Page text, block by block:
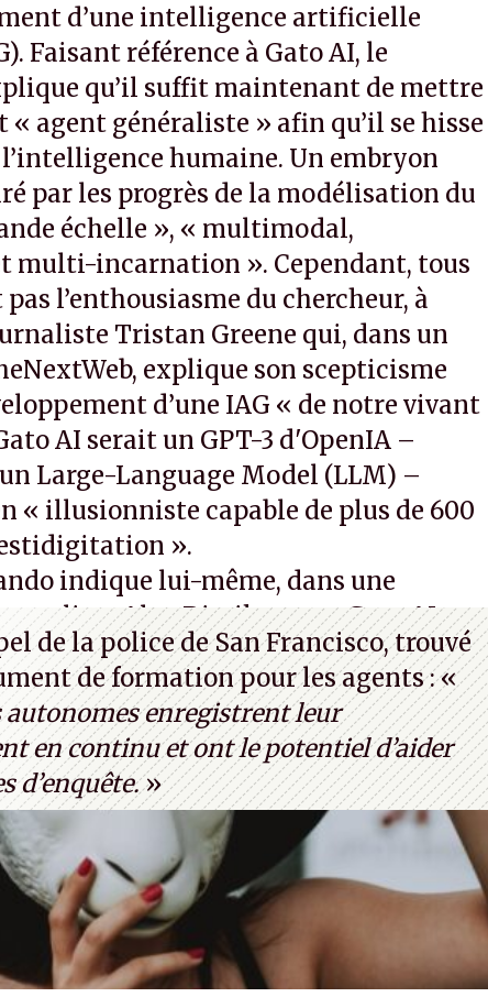
d’une intelligence artificielle
Faisant référence à Gato AI, le
qu’il suffit maintenant de mettre
« agent généraliste » afin qu’il se hisse
humaine. Un embryon
par les progrès de la modélisation du
échelle », « multimodal,
multi-incarnation ». Cependant, tous
l’enthousiasme du chercheur, à
Tristan Greene qui, dans un
explique son scepticisme
d’une IAG « de notre vivant
AI serait un GPT-3 d'OpenIA –
Large-Language Model (LLM) –
« illusionniste capable de plus de 600
».
indique lui-même, dans une
Alex Dimikas, que Gato AI est
de prétendre réussir le célèbre test de
photo : Pexels - Arthur Brognoli)
de la police de San Francisco, trouvé
de formation pour les agents : «
autonomes enregistrent leur
en continu et ont le potentiel d’aider
d’enquête.»